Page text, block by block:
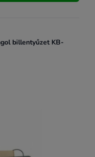
billentyűzet KB-